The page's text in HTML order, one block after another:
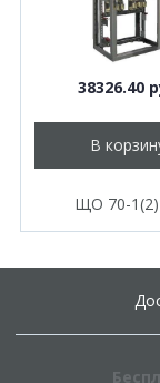
38326.40
В
ЩО 70-